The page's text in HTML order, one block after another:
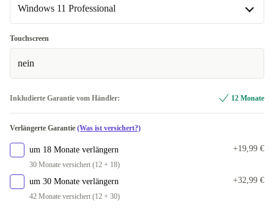
ES (spanisch) +30,00 €
FI (finnisch)
PT (portugiesisch)
In anderen Kombinationen verfügbar
IT (italienisch)
In anderen Kombinationen verfügbar
Neu
Windows 11 Professional
Windows 11 Professional
In anderen Kombinationen verfügbar
Windows 11 Home
Touchscreen
nein
Inkludierte Garantie vom Händler: 12 Monate
Verlängerte Garantie (Was ist versichert?)
um 18 Monate verlängern
30 Monate versichert (12 + 18)
+19,99 €
um 30 Monate verlängern
42 Monate versichert (12 + 30)
+32,99 €